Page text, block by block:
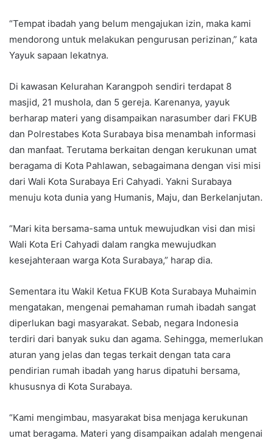
“Tempat ibadah yang belum mengajukan izin, maka kami
mendorong untuk melakukan pengurusan perizinan,” kata
Yayuk sapaan lekatnya.
Di kawasan Kelurahan Karangpoh sendiri terdapat 8
masjid, 21 mushola, dan 5 gereja. Karenanya, yayuk
berharap materi yang disampaikan narasumber dari FKUB
dan Polrestabes Kota Surabaya bisa menambah informasi
dan manfaat. Terutama berkaitan dengan kerukunan umat
beragama di Kota Pahlawan, sebagaimana dengan visi misi
dari Wali Kota Surabaya Eri Cahyadi. Yakni Surabaya
menuju kota dunia yang Humanis, Maju, dan Berkelanjutan.
“Mari kita bersama-sama untuk mewujudkan visi dan misi
Wali Kota Eri Cahyadi dalam rangka mewujudkan
kesejahteraan warga Kota Surabaya,” harap dia.
Sementara itu Wakil Ketua FKUB Kota Surabaya Muhaimin
mengatakan, mengenai pemahaman rumah ibadah sangat
diperlukan bagi masyarakat. Sebab, negara Indonesia
terdiri dari banyak suku dan agama. Sehingga, memerlukan
aturan yang jelas dan tegas terkait dengan tata cara
pendirian rumah ibadah yang harus dipatuhi bersama,
khususnya di Kota Surabaya.
“Kami mengimbau, masyarakat bisa menjaga kerukunan
umat beragama. Materi yang disampaikan adalah mengenai